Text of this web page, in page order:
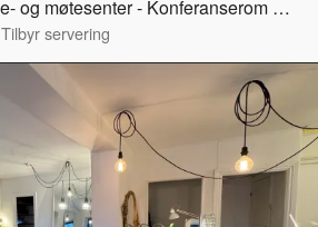
INC. Valle konferanse- og møtesenter - Konferanserom Kampen
Tilbyr servering